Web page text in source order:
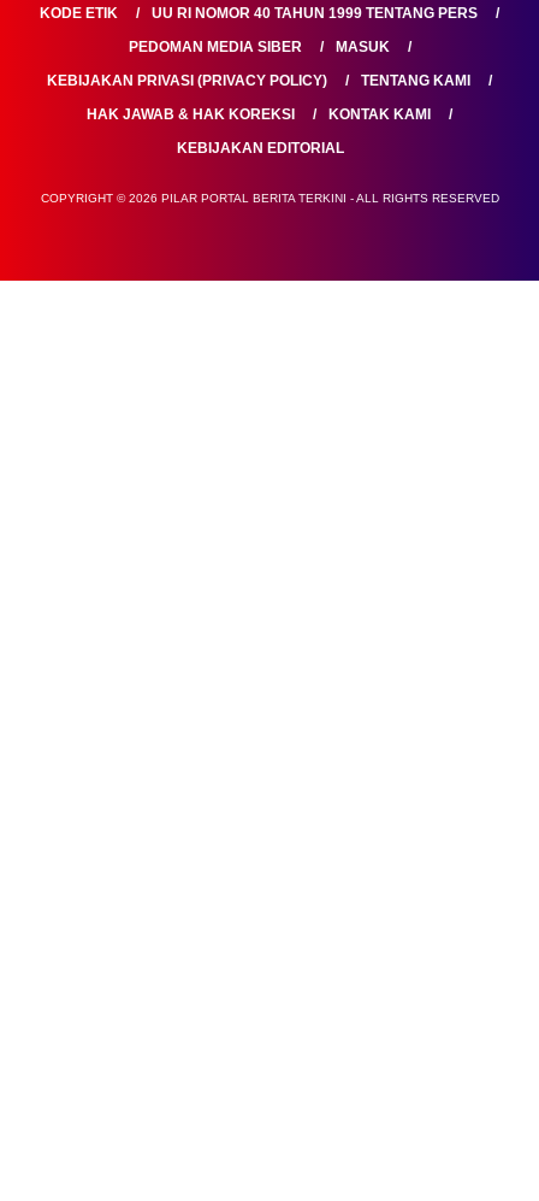
KODE ETIK
UU RI NOMOR 40 TAHUN 1999 TENTANG PERS
PEDOMAN MEDIA SIBER
MASUK
KEBIJAKAN PRIVASI (PRIVACY POLICY)
TENTANG KAMI
HAK JAWAB & HAK KOREKSI
KONTAK KAMI
KEBIJAKAN EDITORIAL
COPYRIGHT © 2026 PILAR PORTAL BERITA TERKINI - ALL RIGHTS RESERVED